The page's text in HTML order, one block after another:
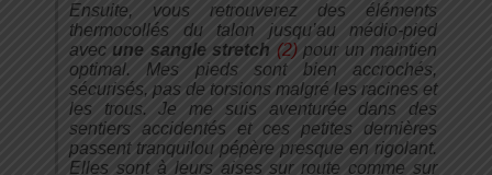
Ensuite, vous retrouverez des éléments
thermocollés du talon jusqu’au médio-pied
avec une sangle stretch (2)pour un maintien
optimal. Mes pieds sont bien accrochés,
sécurisés, pas de torsions malgré les racines et
les trous. Je me suis aventurée dans des
sentiers accidentés et ces petites dernières
passent tranquilou pépère presque en rigolant.
Elles sont à leurs aises sur route comme sur